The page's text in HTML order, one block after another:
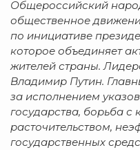
Общероссийский
общественное
по инициативе
которое объединяет
жителей страны.
Владимир Путин.
за исполнением
государства, борьба с
расточительством,
государственных